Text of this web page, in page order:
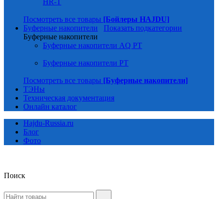
HR-T
Посмотреть все товары [Бойлеры HAJDU]
Буферные накопители
Показать подкатегории
Буферные накопители
Буферные накопители AQ PT
Буферные накопители PT
Посмотреть все товары [Буферные накопители]
ТЭНы
Техническая документация
Онлайн каталог
Hajdu-Russia.ru
Блог
Фото
Поиск